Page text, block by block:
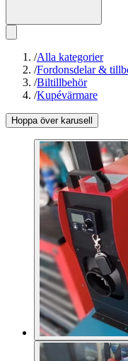
/Alla kategorier
/Fordonsdelar &
/Biltillbehör
/Kupévärmare
Hoppa över karusell